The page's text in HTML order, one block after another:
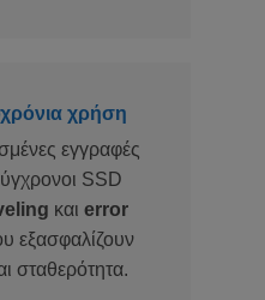
χρήση
εγγραφές
SSD
και error
εξασφαλίζουν
σταθερότητα.